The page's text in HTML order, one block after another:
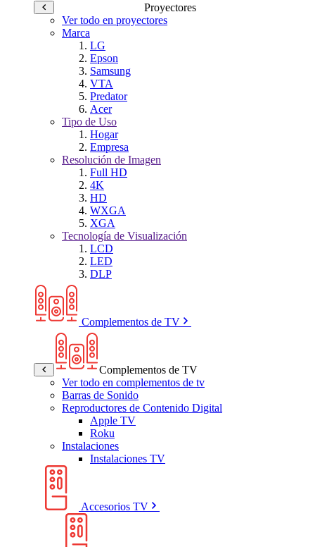
Proyectores
Ver todo en proyectores
Marca
LG
Epson
Samsung
VTA
Predator
Acer
Tipo de Uso
Hogar
Empresa
Resolución de Imagen
Full HD
4K
HD
WXGA
XGA
Tecnología de Visualización
LCD
LED
DLP
Complementos de TV
Complementos de TV
Ver todo en complementos de tv
Barras de Sonido
Reproductores de Contenido Digital
Apple TV
Roku
Instalaciones
Instalaciones TV
Accesorios TV